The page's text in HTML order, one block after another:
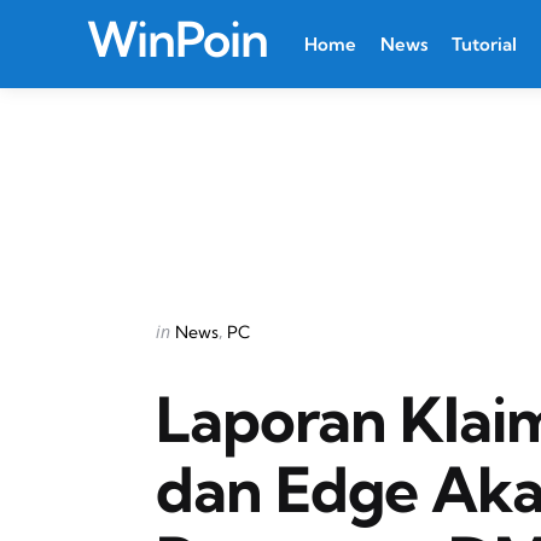
WinPoin Home News Tutorial
Categories
Posted
in News PC
Laporan
dan Edge